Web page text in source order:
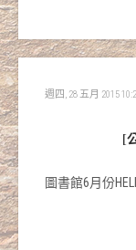
週四, 28 五月 2015
[
圖書館6月份